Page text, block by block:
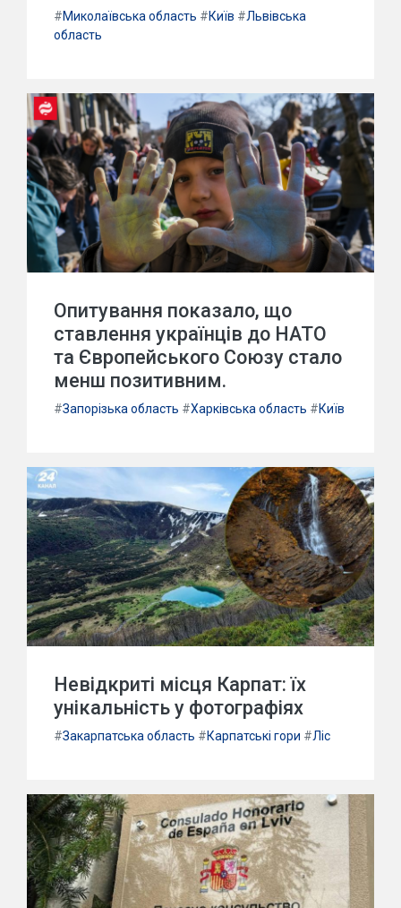
#Миколаївська область #Київ #Львівська
область
Опитування показало, що
ставлення українців до НАТО
та Європейського Союзу стало
менш позитивним.
#Запорізька область #Харківська область #Київ
Невідкриті місця Карпат: їх
унікальність у фотографіях
#Закарпатська область #Карпатські гори #Ліс